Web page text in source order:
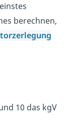
berechnen,
10 das kgV